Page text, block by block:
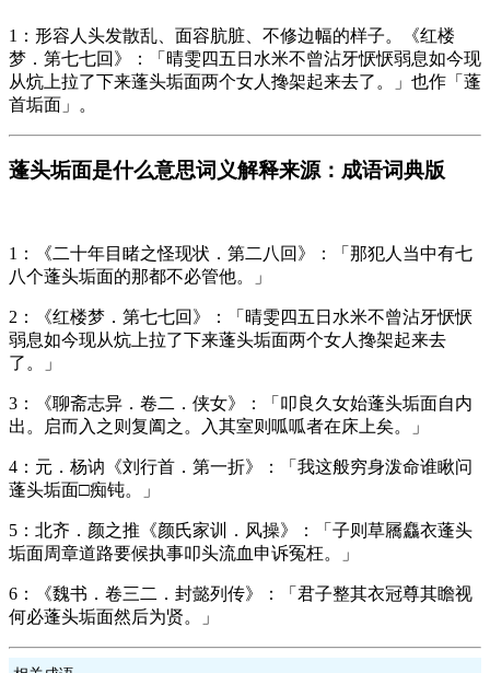
1：形容人头发散乱、面容肮脏、不修边幅的样子。《红楼
梦．第七七回》：「晴雯四五日水米不曾沾牙恹恹弱息如今现
从炕上拉了下来蓬头垢面两个女人搀架起来去了。」也作「蓬
首垢面」。
蓬头垢面是什么意思词义解释来源：成语词典版
1：《二十年目睹之怪现状．第二八回》：「那犯人当中有七
八个蓬头垢面的那都不必管他。」
2：《红楼梦．第七七回》：「晴雯四五日水米不曾沾牙恹恹
弱息如今现从炕上拉了下来蓬头垢面两个女人搀架起来去
了。」
3：《聊斋志异．卷二．侠女》：「叩良久女始蓬头垢面自内
出。启而入之则复阖之。入其室则呱呱者在床上矣。」
4：元．杨讷《刘行首．第一折》：「我这般穷身泼命谁瞅问
蓬头垢面□痴钝。」
5：北齐．颜之推《颜氏家训．风操》：「子则草屩麤衣蓬头
垢面周章道路要候执事叩头流血申诉冤枉。」
6：《魏书．卷三二．封懿列传》：「君子整其衣冠尊其瞻视
何必蓬头垢面然后为贤。」